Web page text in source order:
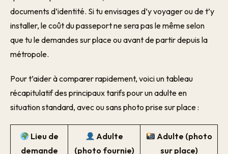
documents d’identité. Si tu envisages d’y voyager ou de t’y
installer, le coût du passeport ne sera pas le même selon
que tu le demandes sur place ou avant de partir depuis la
métropole.
Pour t’aider à comparer rapidement, voici un tableau
récapitulatif des principaux tarifs pour un adulte en
situation standard, avec ou sans photo prise sur place :
Lieu de
demande
Adulte
(photo fournie)
Adulte (photo
sur place)